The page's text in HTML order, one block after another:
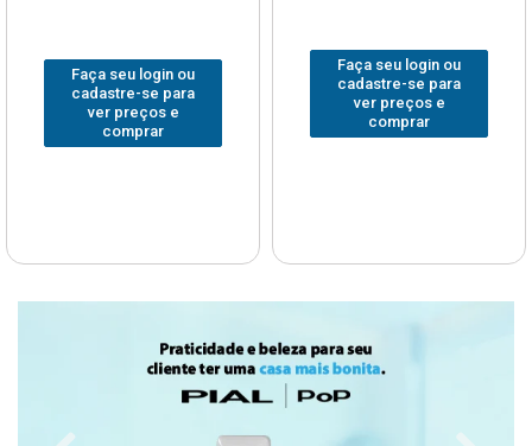
Faça seu login ou
cadastre-se para
ver preços e
comprar
Faça seu login ou
cadastre-se para
ver preços e
comprar